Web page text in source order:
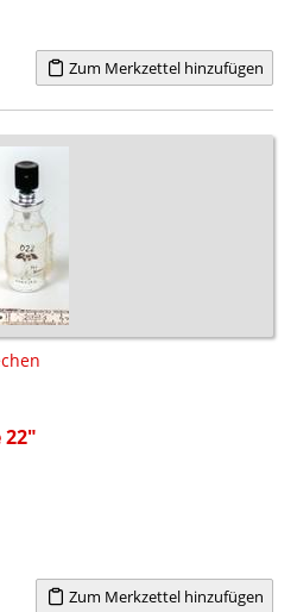
Zum Merkzettel hinzufügen
Zum Merkzettel hinzufügen